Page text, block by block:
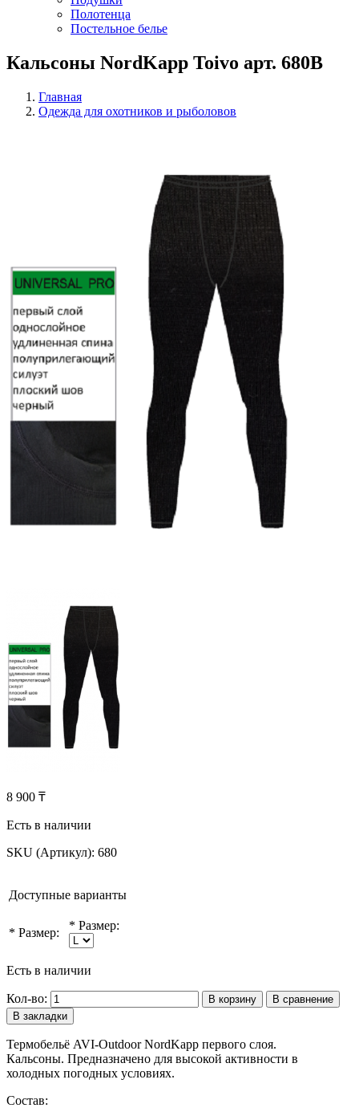
Полотенца
Постельное белье
Кальсоны NordKapp Toivo арт. 680B
Главная
Одежда для охотников и рыболовов
8 900 ₸
Есть в наличии
SKU (Артикул): 680
Доступные варианты
* Размер:
* Размер:
Есть в наличии
Кол-во: В корзину
В сравнение
В закладки
Термобельё AVI-Outdoor NordKapp первого слоя.
Кальсоны. Предназначено для высокой активности в
холодных погодных условиях.
Состав: